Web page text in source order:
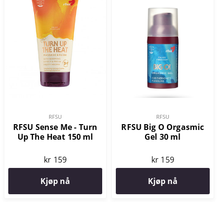
RFSU
RFSU Sense Me - Turn
Up The Heat 150 ml
kr 159
Kjøp nå
RFSU
RFSU Big O Orgasmic
Gel 30 ml
kr 159
Kjøp nå